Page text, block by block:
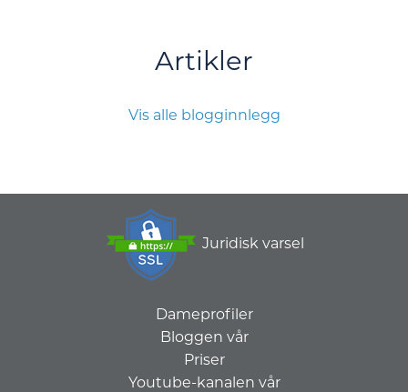
Artikler
Vis alle blogginnlegg
Juridisk varsel
Dameprofiler
Bloggen vår
Priser
Youtube-kanalen vår